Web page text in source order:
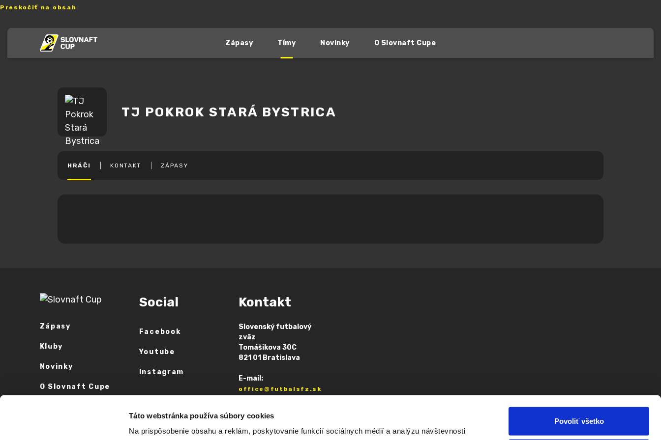
Táto webstránka používa súbory cookies
Na prispôsobenie obsahu a reklám, poskytovanie funkcií sociálnych médií a analýzu návštevnosti
Povoliť všetko
Preskočiť na obsah
Zápasy Tímy Novinky O Slovnaft Cupe
TJ POKROK STARÁ BYSTRICA
HRÁČI KONTAKT ZÁPASY
Zápasy
Kluby
Novinky
O Slovnaft Cupe
Social
Facebook
Youtube
Instagram
Kontakt
Slovenský futbalový
zväz
Tomášikova 30C
821 01 Bratislava
E-mail:
office@futbalsfz.sk